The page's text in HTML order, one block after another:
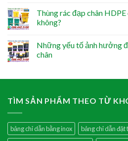
Thùng rác đạp chân
không?
Những yếu tố ảnh hưởng
chân
TÌM SẢN PHẨM THEO TỪ
bảng chỉ dẫn bằng inox
bảng chỉ dẫn đặt